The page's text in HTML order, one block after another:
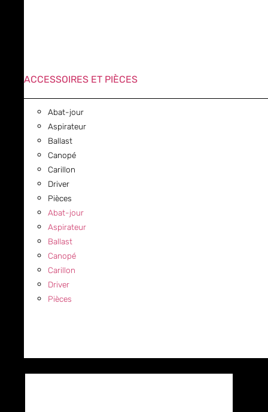
ACCESSOIRES ET PIÈCES
Abat-jour
Aspirateur
Ballast
Canopé
Carillon
Driver
Pièces
Abat-jour
Aspirateur
Ballast
Canopé
Carillon
Driver
Pièces